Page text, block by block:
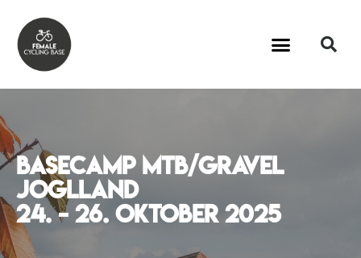
basecamp mtb/Gravel
joglland
24. - 26. Oktober 2025